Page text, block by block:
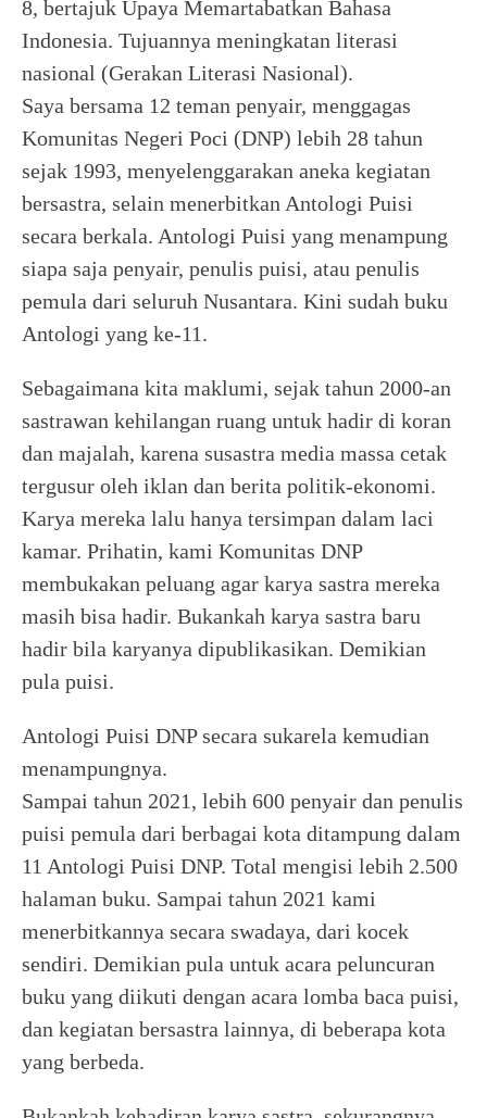
8, bertajuk Upaya Memartabatkan Bahasa
Indonesia. Tujuannya meningkatan literasi
nasional (Gerakan Literasi Nasional).
Saya bersama 12 teman penyair, menggagas
Komunitas Negeri Poci (DNP) lebih 28 tahun
sejak 1993, menyelenggarakan aneka kegiatan
bersastra, selain menerbitkan Antologi Puisi
secara berkala. Antologi Puisi yang menampung
siapa saja penyair, penulis puisi, atau penulis
pemula dari seluruh Nusantara. Kini sudah buku
Antologi yang ke-11.
Sebagaimana kita maklumi, sejak tahun 2000-an
sastrawan kehilangan ruang untuk hadir di koran
dan majalah, karena susastra media massa cetak
tergusur oleh iklan dan berita politik-ekonomi.
Karya mereka lalu hanya tersimpan dalam laci
kamar. Prihatin, kami Komunitas DNP
membukakan peluang agar karya sastra mereka
masih bisa hadir. Bukankah karya sastra baru
hadir bila karyanya dipublikasikan. Demikian
pula puisi.
Antologi Puisi DNP secara sukarela kemudian
menampungnya.
Sampai tahun 2021, lebih 600 penyair dan penulis
puisi pemula dari berbagai kota ditampung dalam
11 Antologi Puisi DNP. Total mengisi lebih 2.500
halaman buku. Sampai tahun 2021 kami
menerbitkannya secara swadaya, dari kocek
sendiri. Demikian pula untuk acara peluncuran
buku yang diikuti dengan acara lomba baca puisi,
dan kegiatan bersastra lainnya, di beberapa kota
yang berbeda.